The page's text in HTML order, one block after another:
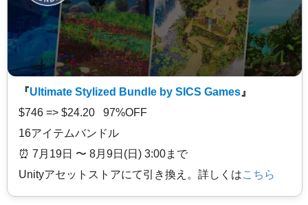
『Ultimate Stylized Bundle by SICS Games 』
$746 => $24.20 97%OFF
16アイテムバンドル
⏰️ 7月19日 〜 8月9日(日) 3:00まで
Unityアセットストアにて引き換え。詳しくはこちら